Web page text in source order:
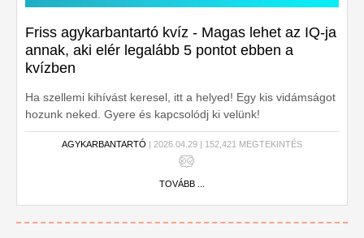
Friss agykarbantartó kvíz - Magas lehet az IQ-ja
annak, aki elér legalább 5 pontot ebben a
kvízben
Ha szellemi kihívást keresel, itt a helyed! Egy kis vidámságot
hozunk neked. Gyere és kapcsolódj ki velünk!
AGYKARBANTARTÓ | 2026.04.29 | 152,421 MEGTEKINTÉS
TOVÁBB ...